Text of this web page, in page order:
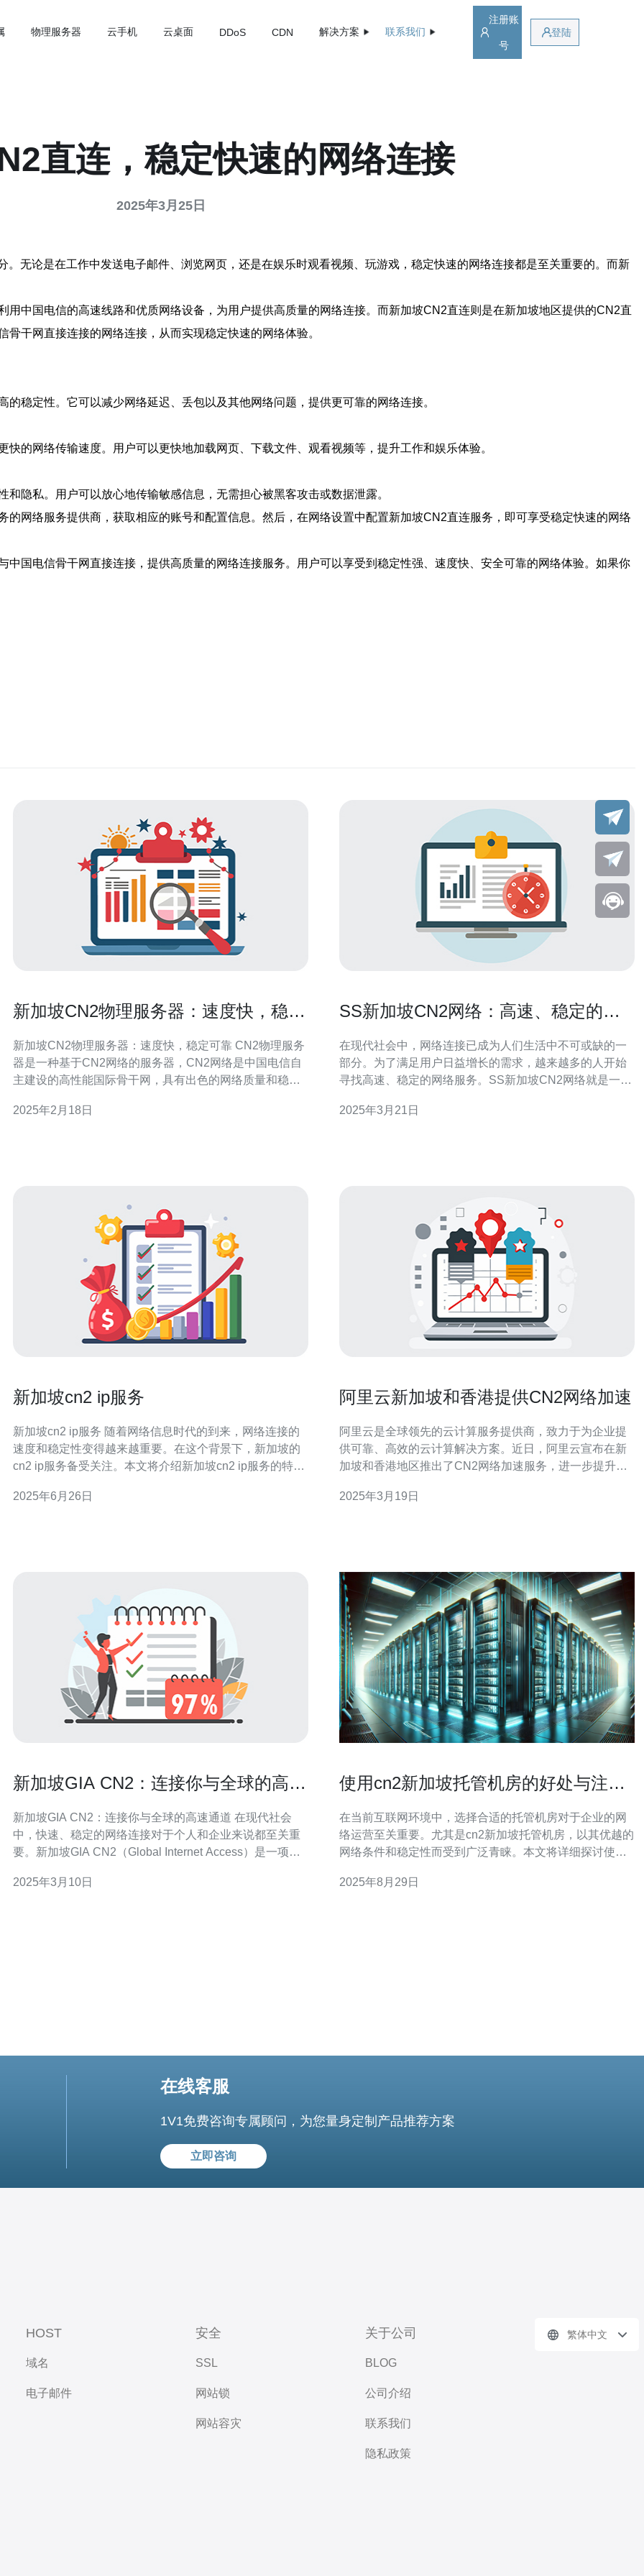
物理服务器 云手机 云桌面 DDoS CDN 解决方案 联系我们
注册账
号
登陆
直连，稳定快速的网络连接
2025年3月25日
无论是在工作中发送电子邮件、浏览网页，还是在娱乐时观看视频、玩游戏，稳定快速的网络连接都是至关重要的。而新
中国电信的高速线路和优质网络设备，为用户提供高质量的网络连接。而新加坡CN2直连则是在新加坡地区提供的CN2直
干网直接连接的网络连接，从而实现稳定快速的网络体验。
稳定性。它可以减少网络延迟、丢包以及其他网络问题，提供更可靠的网络连接。
的网络传输速度。用户可以更快地加载网页、下载文件、观看视频等，提升工作和娱乐体验。
隐私。用户可以放心地传输敏感信息，无需担心被黑客攻击或数据泄露。
网络服务提供商，获取相应的账号和配置信息。然后，在网络设置中配置新加坡CN2直连服务，即可享受稳定快速的网络
国电信骨干网直接连接，提供高质量的网络连接服务。用户可以享受到稳定性强、速度快、安全可靠的网络体验。如果你
新加坡CN2物理服务器：速度快，稳定
新加坡CN2物理服务器：速度快，稳定可靠 CN2物理服务
器是一种基于CN2网络的服务器，CN2网络是中国电信自
主建设的高性能国际骨干网，具有出色的网络质量和稳定
色。 新加坡CN2物理服务器拥有卓越的网络连接，能够提
2025年2月18日
SS新加坡CN2网络：高速、稳定的网
在现代社会中，网络连接已成为人们生活中不可或缺的一
部分。为了满足用户日益增长的需求，越来越多的人开始
寻找高速、稳定的网络服务。SS新加坡CN2网络就是一个
连接服务。它基于Shadowsocks协议，通过新加坡的CN2
2025年3月21日
新加坡cn2 ip服务
新加坡cn2 ip服务 随着网络信息时代的到来，网络连接的
速度和稳定性变得越来越重要。在这个背景下，新加坡的
cn2 ip服务备受关注。本文将介绍新加坡cn2 ip服务的特
ip服务是一种高速、低延迟的网络连接服务。它基于中国
2025年6月26日
阿里云新加坡和香港提供CN2网络加速
阿里云是全球领先的云计算服务提供商，致力于为企业提
供可靠、高效的云计算解决方案。近日，阿里云宣布在新
加坡和香港地区推出了CN2网络加速服务，进一步提升了
一项网络优化服务，旨在通过改善网络连接的可靠性和稳
2025年3月19日
新加坡GIA CN2：连接你与全球的高速
新加坡GIA CN2：连接你与全球的高速通道 在现代社会
中，快速、稳定的网络连接对于个人和企业来说都至关重
要。新加坡GIA CN2（Global Internet Access）是一项提
全球各地的信息和资源连接起来。 GIA CN2是由中国电信
2025年3月10日
使用cn2新加坡托管机房的好处与注意
在当前互联网环境中，选择合适的托管机房对于企业的网
络运营至关重要。尤其是cn2新加坡托管机房，以其优越的
网络条件和稳定性而受到广泛青睐。本文将详细探讨使用
事项。 首先，选择cn2新加坡托管机房的最大好处在于其
2025年8月29日
在线客服
1V1免费咨询专属顾问，为您量身定制产品推荐方案
立即咨询
HOST
域名
电子邮件
安全
SSL
网站锁
网站容灾
关于公司
BLOG
公司介绍
联系我们
隐私政策
繁体中文